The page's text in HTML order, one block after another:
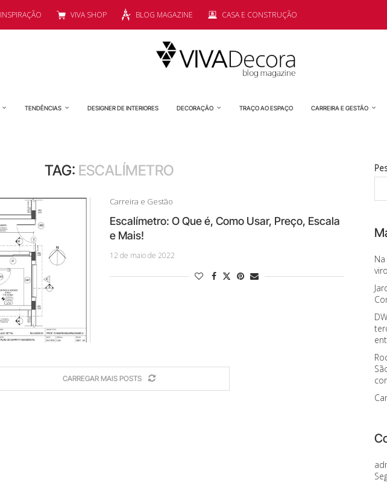
INSPIRAÇÃO VIVA SHOP BLOG MAGAZINE CASA E CONSTRUÇÃO
TENDÊNCIAS DESIGNER DE INTERIORES DECORAÇÃO TRAÇO AO ESPAÇO CARREIRA E GESTÃO
TAG: ESCALÍMETRO
Carreira e Gestão
Escalímetro: O Que é, Como Usar, Preço, Escala
e Mais!
12 de maio de 2022
CARREGAR MAIS POSTS